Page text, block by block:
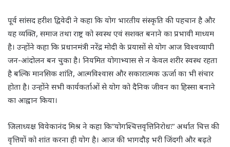
पूर्व सांसद हरीश द्विवेदी ने कहा कि योग भारतीय संस्कृति की पहचान है और
यह व्यक्ति, समाज तथा राष्ट्र को स्वस्थ एवं सशक्त बनाने का प्रभावी माध्यम
है। उन्होंने कहा कि प्रधानमंत्री नरेंद्र मोदी के प्रयासों से योग आज विश्वव्यापी
जन-आंदोलन बन चुका है। नियमित योगाभ्यास से न केवल शरीर स्वस्थ रहता
है बल्कि मानसिक शांति, आत्मविश्वास और सकारात्मक ऊर्जा का भी संचार
होता है। उन्होंने सभी कार्यकर्ताओं से योग को दैनिक जीवन का हिस्सा बनाने
का आह्वान किया।
जिलाध्यक्ष विवेकानंद मिश्र ने कहा कि”योगश्चित्तवृत्तिनिरोधः” अर्थात चित्त की
वृत्तियों को शांत करना ही योग है। आज की भागदौड़ भरी जिंदगी और बढ़ते